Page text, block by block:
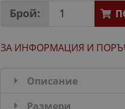
Брой:
ЗА ИНФОРМАЦИЯ И
Описание
Размери